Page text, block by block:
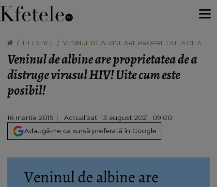
LIFESTYLE
VENINUL DE ALBINE ARE PROPRIETATEA DE A
Veninul de albine are proprietatea de a
distruge virusul HIV! Uite cum este
posibil!
16 martie 2015
Actualizat: 13 august 2021, 09:00
Adaugă-ne ca sursă preferată în Google